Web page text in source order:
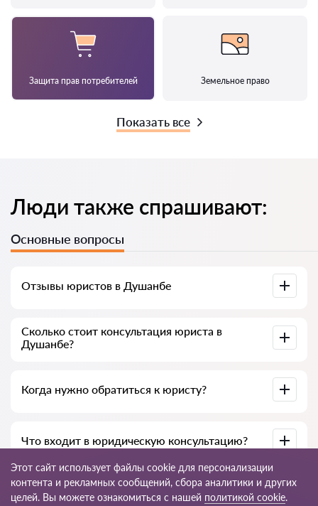
Защита прав потребителей Земельное право
Показать все
Люди также спрашивают:
Основные вопросы
Отзывы юристов в Душанбе
Advokat-tj.com — полезны для выбора специалиста.
Сколько стоит консультация юриста в
Душанбе?
темы вопроса.
Когда нужно обратиться к юристу?
жалобах или необходимости разъяснения закона.
Что входит в юридическую консультацию?
Анализ ситуации, разъяснение норм закона, варианты
решения, рекомендации и пошаговый план действий.
Этот сайт использует файлы cookie для персонализации
контента и рекламных сообщений, сбора аналитики и других
целей. Вы можете ознакомиться с нашей политикой cookie.